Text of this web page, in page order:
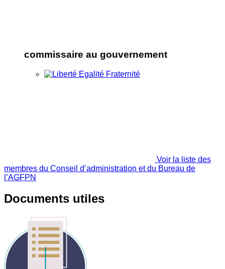
commissaire au gouvernement
Voir la liste des
membres du Conseil d’administration et du Bureau de
l’AGFPN
Documents utiles